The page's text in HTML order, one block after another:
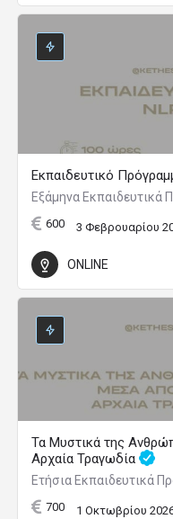
Εκπαιδευτικό
Εξάμηνα Εκπαιδευτικά
600 3 Φεβρουαρίου
ONLINE
Τα Μυστικά της
Αρχαία Τραγωδία
Ετήσια Εκπαιδευτικά
700 1 Οκτωβρίου